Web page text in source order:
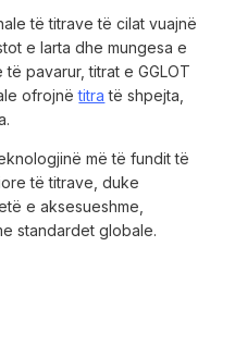
të titrave të cilat vuajnë
e larta dhe mungesa e
pavarur, titrat e GGLOT
ofrojnëtitra të shpejta,
më të fundit të
të titrave, duke
e aksesueshme,
standardet globale.